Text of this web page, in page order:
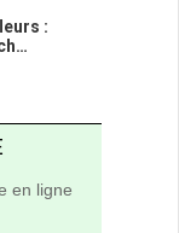
:
en ligne